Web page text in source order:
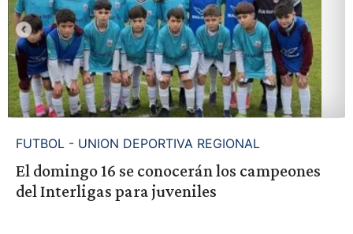
FUTBOL - UNION DEPORTIVA REGIONAL
El domingo 16 se conocerán los campeones
del Interligas para juveniles